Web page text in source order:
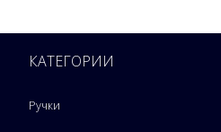
КАТЕГОРИИ
Ручки